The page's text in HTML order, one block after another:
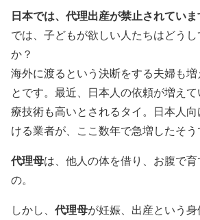
日本では、代理出産が禁止されていま
では、子どもが欲しい人たちはどうし
か？
海外に渡るという決断をする夫婦も
とです。最近、日本人の依頼が増え
療技術も高いとされるタイ。日本人
ける業者が、ここ数年で急増したそう
代理母は、他人の体を借り、お腹で
の。
しかし、 代理母が妊娠、出産という